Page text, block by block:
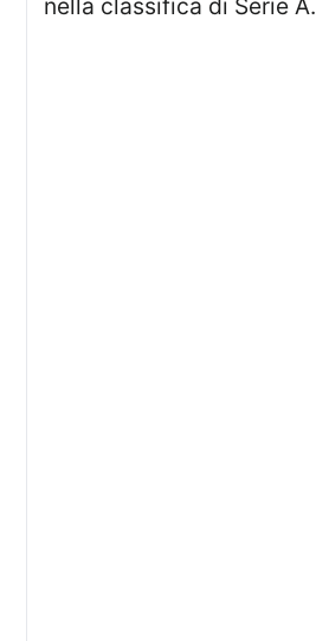
nella classifica di Serie A.